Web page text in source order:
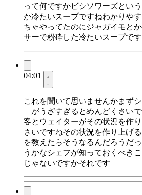
って何ですかビシソワーズとい
か冷たいスープですねわかりや
ちゃやってたのにジャガイモと
サーで粉砕した冷たいスープで
04:01
これを聞いて思いませんかまず
ーがうざすぎるとめんどくさい
客とウェイターがその状況を作
さいですねその状況を作り上げ
を教えたらそうなるんだろうだ
うかなシェフが知っておくべき
じゃないですかそれです